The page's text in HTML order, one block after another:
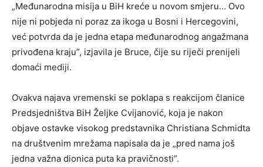
„Međunarodna misija u BiH kreće u novom smjeru… Ovo
nije ni pobjeda ni poraz za ikoga u Bosni i Hercegovini,
već potvrda da je jedna etapa međunarodnog angažmana
privođena kraju”, izjavila je Bruce, čije su riječi prenijeli
domaći mediji.
Ovakva najava vremenski se poklapa s reakcijom članice
Predsjedništva BiH Željke Cvijanović, koja je nakon
objave ostavke visokog predstavnika Christiana Schmidta
na društvenim mrežama napisala da je „pred nama još
jedna važna dionica puta ka pravičnosti”.